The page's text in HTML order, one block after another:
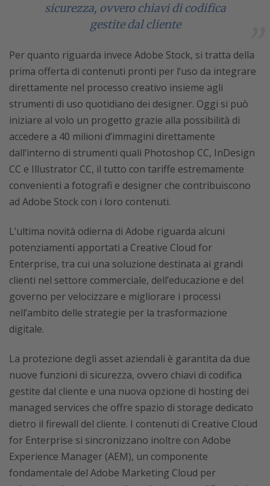
sicurezza, ovvero chiavi di codifica
gestite dal cliente
Per quanto riguarda invece Adobe Stock, si tratta della
prima offerta di contenuti pronti per l’uso da integrare
direttamente nel processo creativo insieme agli
strumenti di uso quotidiano dei designer. Oggi si può
iniziare al volo un progetto grazie alla possibilità di
accedere a 40 milioni d’immagini direttamente
dall’interno di strumenti quali Photoshop CC, InDesign
CC e Illustrator CC, il tutto con tariffe estremamente
convenienti a fotografi e designer che contribuiscono
ad Adobe Stock con i loro contenuti.
L’ultima novità odierna di Adobe riguarda alcuni
potenziamenti apportati a Creative Cloud for
Enterprise, tra cui una soluzione destinata ai grandi
clienti nel settore commerciale, dell’educazione e del
governo per velocizzare e migliorare i processi
nell’ambito delle strategie per la trasformazione
digitale.
La protezione degli asset aziendali è garantita da due
nuove funzioni di sicurezza, ovvero chiavi di codifica
gestite dal cliente e una nuova opzione di hosting dei
managed services che offre spazio di storage dedicato
dietro il firewall del cliente. I contenuti di Creative Cloud
for Enterprise si sincronizzano inoltre con Adobe
Experience Manager (AEM), un componente
fondamentale del Adobe Marketing Cloud per